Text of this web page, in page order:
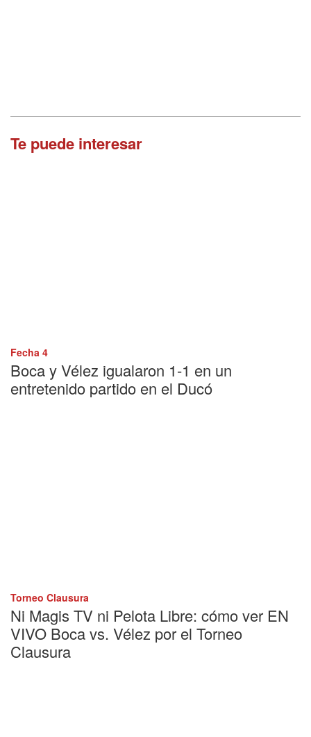
Te puede interesar
Fecha 4
Boca y Vélez igualaron 1-1 en un
entretenido partido en el Ducó
Torneo Clausura
Ni Magis TV ni Pelota Libre: cómo ver EN
VIVO Boca vs. Vélez por el Torneo
Clausura